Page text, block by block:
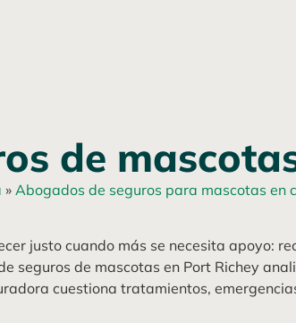
de
» Abogados de seguros para mascotas en
justo cuando más se necesita apoyo:
seguros de mascotas en Port Richey
cuestiona tratamientos,